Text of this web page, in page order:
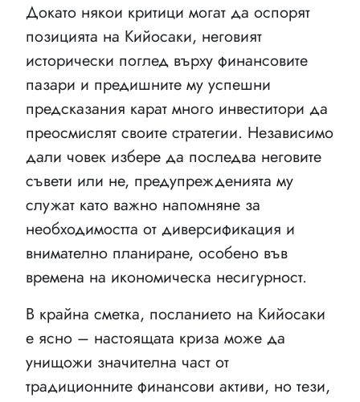
Докато някои критици могат да оспорят
позицията на Кийосаки, неговият
исторически поглед върху финансовите
пазари и предишните му успешни
предсказания карат много инвеститори да
преосмислят своите стратегии. Независимо
дали човек избере да последва неговите
съвети или не, предупрежденията му
служат като важно напомняне за
необходимостта от диверсификация и
внимателно планиране, особено във
времена на икономическа несигурност.
В крайна сметка, посланието на Кийосаки
е ясно – настоящата криза може да
унищожи значителна част от
традиционните финансови активи, но тези,